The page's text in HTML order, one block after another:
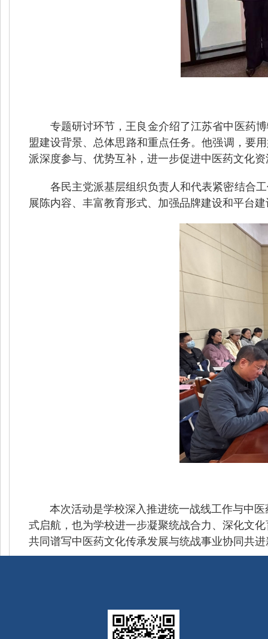
专题研讨环节，王良金介绍了江苏省中医药
盟建设背景、总体思路和重点任务。他强调，要
派深度参与、优势互补，进一步促进中医药文化
各民主党派基层组织负责人和代表紧密结合
展陈内容、丰富教育形式、加强品牌建设和平台
本次活动是学校深入推进统一战线工作与中医
式启航，也为学校进一步凝聚统战合力、深化文
共同谱写中医药文化传承发展与统战事业协同共